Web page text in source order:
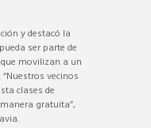
y destacó la
ser parte de
movilizan a un
vecinos
clases de
gratuita”,